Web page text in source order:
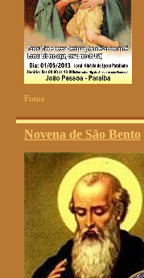
Fotos
Novena de São Bento